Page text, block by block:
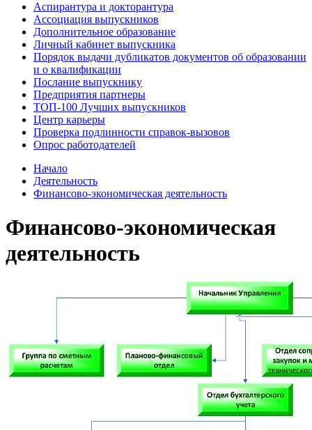
Аспирантура и докторантура
Ассоциация выпускников
Дополнительное образование
Личный кабинет выпускника
Порядок выдачи дубликатов документов об образовании
и о квалификации
Послание выпускнику
Предприятия партнеры
ТОП-100 Лучших выпускников
Центр карьеры
Проверка подлинности справок-вызовов
Опрос работодателей
Начало
Деятельность
Финансово-экономическая деятельность
Финансово-экономическая
деятельность